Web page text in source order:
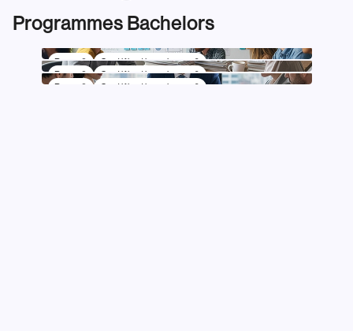
Programmes Bachelors
Marketing
Bac +3 Certification niveau 6
Bac +3 Certification niveau 6
Bac +3 Certification niveau 6